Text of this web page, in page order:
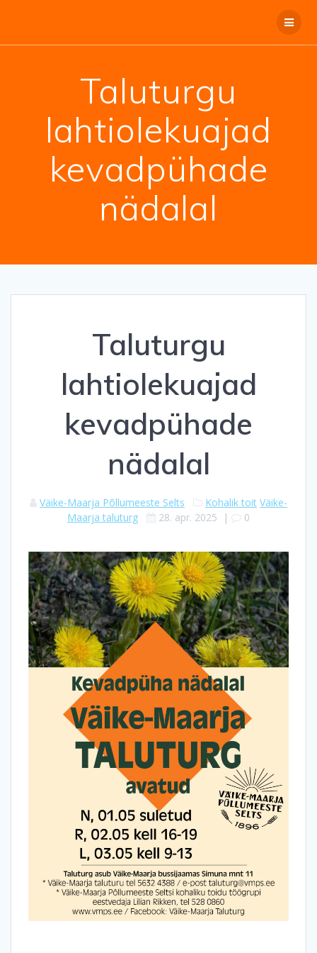
Taluturgu
lahtiolekuajad
kevadpühade
nädalal
Taluturgu
lahtiolekuajad
kevadpühade
nädalal
Väike-Maarja Põllumeeste Selts Kohalik toit Väike-
Maarja taluturg
28. apr. 2025 | 0